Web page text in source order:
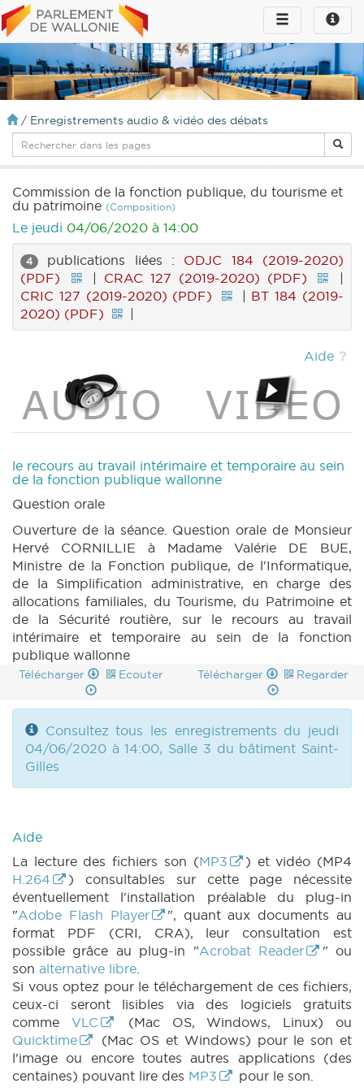
Toggle
infos
Toggle
navigation
/ Enregistrements audio & vidéo des débats
Commission de la fonction publique, du tourisme et
du patrimoine (Composition)
Le jeudi 04/06/2020 à 14:00
4 publications liées : ODJC 184 (2019-2020)
(PDF)
| CRAC 127 (2019-2020) (PDF)
|
CRIC 127 (2019-2020) (PDF)
| BT 184 (2019-
2020) (PDF)
|
Aide
le recours au travail intérimaire et temporaire au sein
de la fonction publique wallonne
Question orale
Ouverture de la séance. Question orale de Monsieur
Hervé CORNILLIE à Madame Valérie DE BUE,
Ministre de la Fonction publique, de l'Informatique,
de la Simplification administrative, en charge des
allocations familiales, du Tourisme, du Patrimoine et
de la Sécurité routière, sur le recours au travail
intérimaire et temporaire au sein de la fonction
publique wallonne
Télécharger Ecouter Télécharger Regarder
Consultez tous les enregistrements du jeudi
04/06/2020 à 14:00, Salle 3 du bâtiment Saint-
Gilles
Aide
La lecture des fichiers son (MP3
) et vidéo (MP4
H.264
) consultables sur cette page nécessite
éventuellement l'installation préalable du plug-in
"Adobe Flash Player
", quant aux documents au
format PDF (CRI, CRA), leur consultation est
possible grâce au plug-in "Acrobat Reader
" ou
son alternative libre.
Si vous optez pour le téléchargement de ces fichiers,
ceux-ci seront lisibles via des logiciels gratuits
comme VLC
(Mac OS, Windows, Linux) ou
Quicktime
(Mac OS et Windows) pour le son et
l'image ou encore toutes autres applications (des
centaines) pouvant lire des MP3 pour le son.